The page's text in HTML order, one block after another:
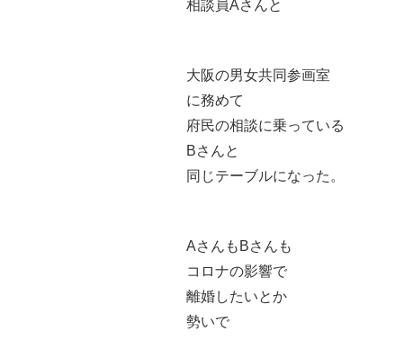
相談員Aさんと
大阪の男女共同参画室
に務めて
府民の相談に乗っている
Bさんと
同じテーブルになった。
AさんもBさんも
コロナの影響で
離婚したいとか
勢いで